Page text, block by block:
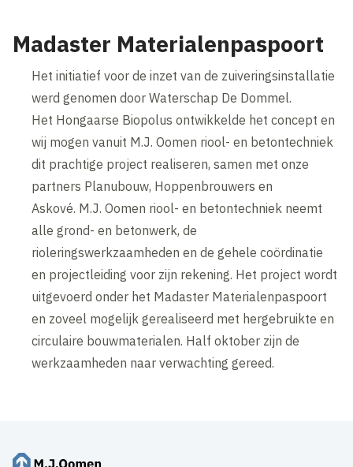
Madaster Materialenpaspoort
Het initiatief voor de inzet van de zuiveringsinstallatie
werd genomen door Waterschap De Dommel.
Het Hongaarse Biopolus ontwikkelde het concept en
wij mogen vanuit M.J. Oomen riool- en betontechniek
dit prachtige project realiseren, samen met onze
partners Planubouw, Hoppenbrouwers en
Askové. M.J. Oomen riool- en betontechniek neemt
alle grond- en betonwerk, de
rioleringswerkzaamheden en de gehele coördinatie
en projectleiding voor zijn rekening. Het project wordt
uitgevoerd onder het Madaster Materialenpaspoort
en zoveel mogelijk gerealiseerd met hergebruikte en
circulaire bouwmaterialen. Half oktober zijn de
werkzaamheden naar verwachting gereed.